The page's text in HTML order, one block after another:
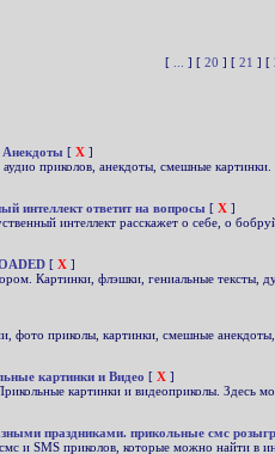
[
] [ 20 ] [ 21 ] [
Анекдоты [ X ]
приколов, анекдоты, смешные картинки.
интеллект ответит на вопросы [ X ]
интеллект расскажет о себе, о
[ X ]
Картинки, флэшки, гениальные тексты,
фото приколы, картинки, смешные
картинки и Видео [ X ]
картинки и видеоприколы. Здесь
праздниками. прикольные смс
и SMS приколов, которые можно найти в